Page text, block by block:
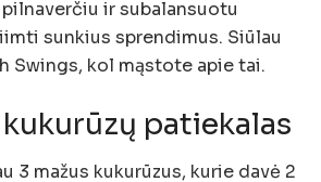
ir subalansuotu
sunkius sprendimus. Siūlau
Swings, kol mąstote apie tai.
patiekalas
3 mažus kukurūzus, kurie davė 2